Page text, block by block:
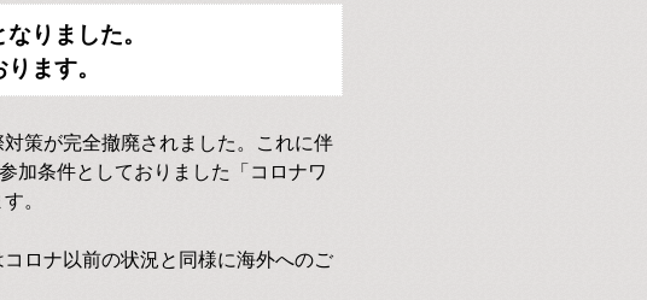
りました。
ます。
策が完全撤廃されました。これに伴
加条件としておりました「コロナワ
。
ロナ以前の状況と同様に海外へのご